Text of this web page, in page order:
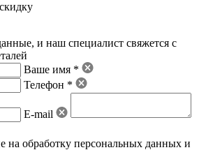
и наш специалист свяжется с
Ваше имя *
Телефон *
E-mail
на обработку персональных данных и